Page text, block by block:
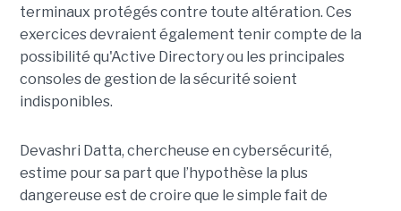
terminaux protégés contre toute altération. Ces
exercices devraient également tenir compte de la
possibilité qu'Active Directory ou les principales
consoles de gestion de la sécurité soient
indisponibles.
Devashri Datta, chercheuse en cybersécurité,
estime pour sa part que l’hypothèse la plus
dangereuse est de croire que le simple fait de